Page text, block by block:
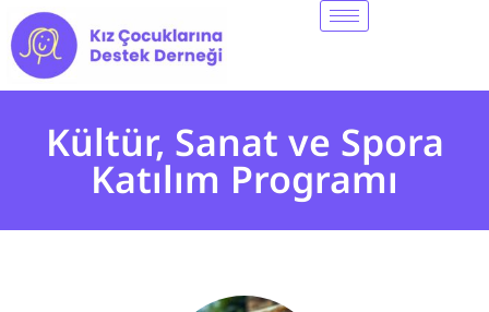
Kültür, Sanat ve Spora
Katılım Programı